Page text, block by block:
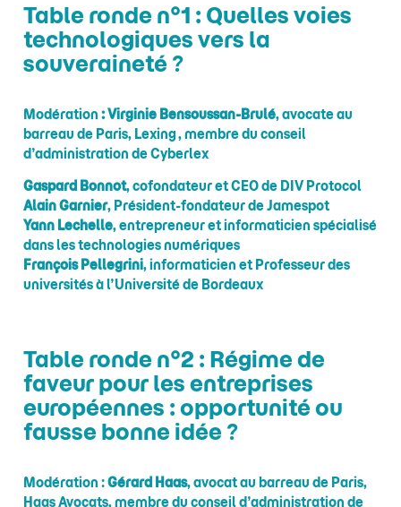
Table ronde n°1 : Quelles voies
technologiques vers la
souveraineté ?
Modération : Virginie Bensoussan-Brulé, avocate au
barreau de Paris, Lexing, membre du conseil
d’administration de Cyberlex
Gaspard Bonnot, cofondateur et CEO de DIV Protocol
Alain Garnier, Président-fondateur de Jamespot
Yann Lechelle, entrepreneur et informaticien spécialisé
dans les technologies numériques
François Pellegrini, informaticien et Professeur des
universités à l’Université de Bordeaux
Table ronde n°2 : Régime de
faveur pour les entreprises
européennes : opportunité ou
fausse bonne idée ?
Modération :Gérard Haas, avocat au barreau de Paris,
Haas Avocats, membre du conseil d’administration de